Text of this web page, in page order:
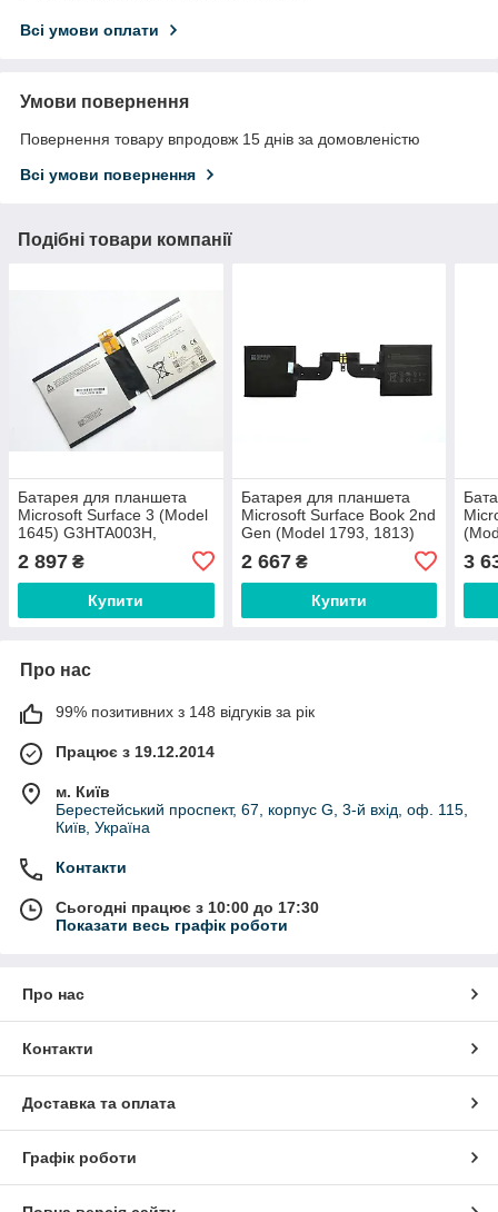
Всі умови оплати
Умови повернення
Повернення товару впродовж 15 днів за домовленістю
Всі умови повернення
Подібні товари компанії
Батарея для планшета
Microsoft Surface 3 (Model
1645) G3HTA003H,
7270mAh (27.5Wh), 2cell,
3.78V, Li-ion, сіра,
2 897 ₴
Купити
Батарея для планшета
Microsoft Surface Book 2nd
Gen (Model 1793, 1813)
DYNH01 (екранний блок),
3070mAh (23.2Wh), 7.57V,
Li-ion
2 667₴
Купити
3
Про нас
99% позитивних з 148 відгуків за рік
Працює з 19.12.2014
м. Київ
Берестейський проспект, 67, корпус G, 3-й вхід, оф. 115,
Київ, Україна
Контакти
Сьогодні працює з 10:00 до 17:30
Показати весь графік роботи
Про нас
Контакти
Доставка та оплата
Графік роботи